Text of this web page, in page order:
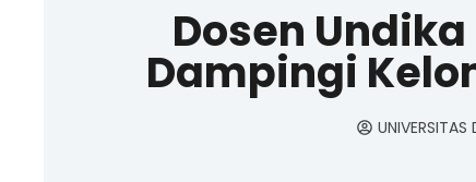
Dosen
Dampingi
UNIVERSITAS